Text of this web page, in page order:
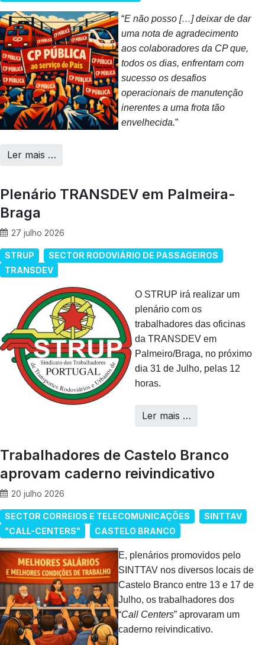
“E não posso […] deixar de dar
uma nota de agradecimento
aos colaboradores da CP que,
todos os dias, enfrentam com
sucesso os desafios
operacionais de manutenção
inerentes a uma frota tão
envelhecida.”
Ler mais …
Plenário TRANSDEV em Palmeira-
Braga
27 julho 2026
STRUP
SECTOR RODOVIÁRIO DE PASSAGEIROS
TRANSDEV
O STRUP irá realizar um
plenário com os
trabalhadores das oficinas
da TRANSDEV em
Palmeiro/Braga, no próximo
dia 31 de Julho, pelas 12
horas.
Ler mais …
Trabalhadores de Castelo Branco
aprovam caderno reivindicativo
20 julho 2026
SECTOR CORREIOS E TELECOMUNICAÇÕES
SINTTAV
"CALL-CENTERS"
CASTELO BRANCO
E, plenários promovidos pelo
SINTTAV nos diversos locais de
Castelo Branco entre 13 e 17 de
Julho, os trabalhadores dos
“Call Centers” aprovaram um
caderno reivindicativo.